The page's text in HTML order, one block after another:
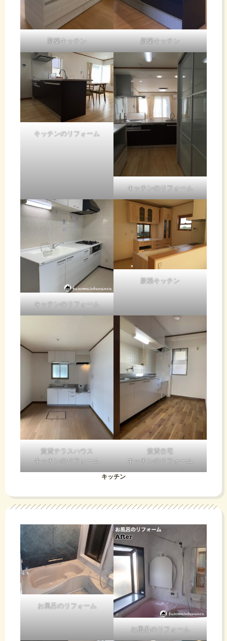
ん
で
い
る
の
ツ
ッ
コ
ミ
無
し
て
使用済み乾
電池をため
る→使う
します
検電器
↓（メーカ
ーサイトよ
り）
器具の故障
と断定、器
がっていな
い！！
切
れ
て
る！
い
や、
燃
え
て
る！
陽光
余剰
電力
の活
用
はリンク先
をみてくだ
この会社規
模でこのよ
うな場に出
てくるとい
うことのほ
うが重要だ
2022
年7
月
23
日か
ら
2025
年3
月
11
日ま
交換、ラッ
チには何種
類かバリエ
ーションが
その１ バ
ックセット
ラッチフロ
ントと軸の
距離です
その２ ラ
ズ、メーカ
ー
22.5mm
GIKENの刻
これだけで
川口技研の
DR-50だと
わかります
ホームセン
ターでたい
てい売って
いるので交
換して終了
さて、ご自
ネにもなる
のですね。
さて、ペッ
の流れ
１ ご連絡
頂いたら担
当者が訪問
します、確
実に取付が
できること
用意いただ
きます
３ いざ、
施工、大工
さんがドア
を開口、ド
アを取付ま
す。
費用にあっ
ては現場ご
す。初回訪
問時に金額
を出すよう
にしており
ます。
ご
依
頼、
お
待
ち
し
て
だ
残
念
な
施
事
例
の
写
真
の救済に使
えそうです
ほかに
は・・・？
洗面台の鏡
に写り込ん
だ現場監督
消
し
た
り
新築キッチン 新築キッチン
キッチンのリフォーム
キッチンのリフォーム
キッチンのリフォーム
新築キッチン
賃貸テラスハウス
キッチンのリフォーム
賃貸住宅
キッチンのリフォーム
キッチン
お風呂のリフォーム
お風呂のリフォーム